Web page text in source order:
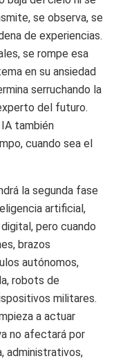
se observa, se
de experiencias.
se rompe esa
en su ansiedad
serruchando la
del futuro.
también
cuando sea el
la segunda fase
artificial,
pero cuando
brazos
autónomos,
robots de
militares.
a actuar
no afectará por
administrativos,